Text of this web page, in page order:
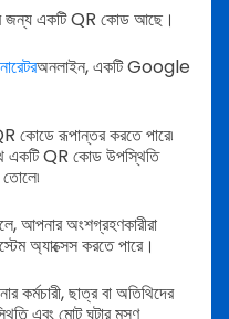
জন্য একটি QR কোড আছে।
অনলাইন, একটি Google
কোডে রূপান্তর করতে পারে৷
একটি QR কোড উপস্থিতি
আপনার অংশগ্রহণকারীরা
অ্যাক্সেস করতে পারে।
ছাত্র বা অতিথিদের